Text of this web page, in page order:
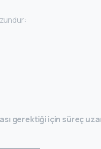
gerektiği için süreç